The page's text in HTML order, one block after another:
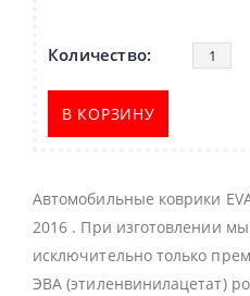
В КОРЗИНУ
Автомобильные коврики
2016 . При изготовлении
исключительно только
ЭВА (этиленвинилацетат)